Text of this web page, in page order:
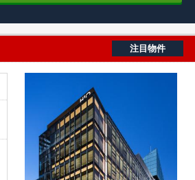
注目物件